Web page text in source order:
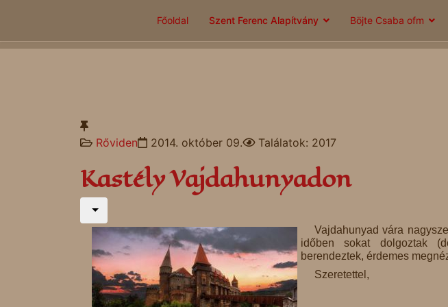
Főoldal Szent Ferenc Alapítvány Böjte Csaba ofm
Rőviden 2014. október 09. Találatok: 2017
Kastély Vajdahunyadon
Vajdahunyad vára
időben sokat dolgoztak
berendeztek, érdemes
Szeretettel,